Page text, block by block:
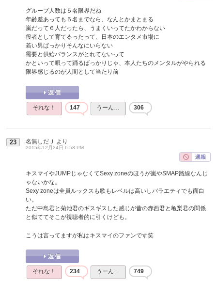
グループ人数は５名限界だね
年齢差あっても５名までなら、なんとかまとまる
嵐だって６人だったら、うまくいってたかわからない
役者として育てるったって、日本のエンタメ市場に
若い男ばっかりそんなにいらない
需要と供給バランスがとれてないって
かといって唄って踊るばっかりじゃ、本人たちのメンタルがやられる
限界感じるのが人間として当たり前
それな！ 147 うーん… 306
23 名無しだＪ より
2015年12月24日 6:58 PM
キスマイやJUMPじゃなくてSexy zoneのほうが嵐やSMAP路線なんじ
ゃないかな。
Sexy zoneは全員ルックスも歌もレベルは高いしバラエティでも面白
い。
ただ中島君と菊池君のギスギスした感じが昔の赤西君と亀梨君の関係
と似ててそこが視聴者的に引くけども。
こうは言ってますが私はキスマイのファンです笑
それな！ 234 うーん… 749